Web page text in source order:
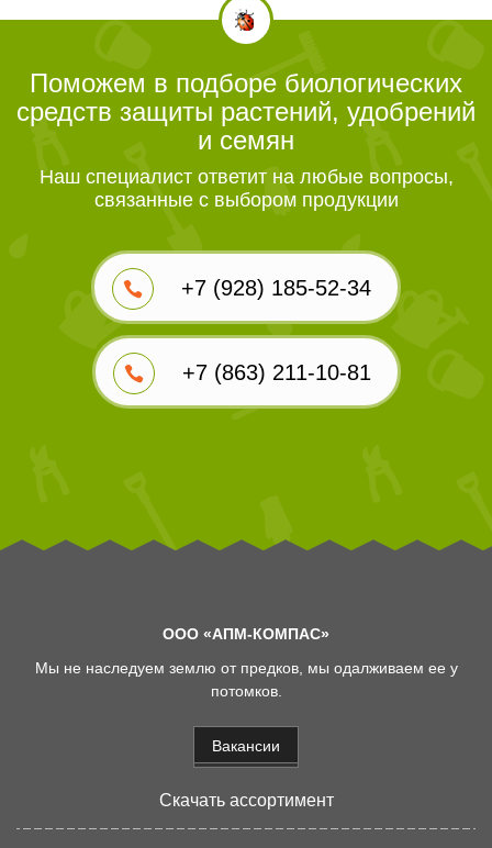
Поможем в подборе биологических
средств защиты растений, удобрений
и семян
Наш специалист ответит на любые вопросы,
связанные с выбором продукции
+7 (928) 185-52-34
+7 (863) 211-10-81
ООО «АПМ-КОМПАС»
Мы не наследуем землю от предков, мы одалживаем ее у
потомков.
Вакансии
Скачать ассортимент